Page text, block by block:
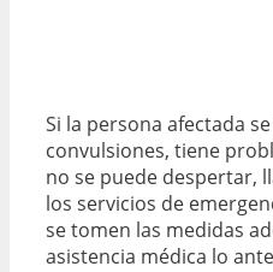
Si la persona afectada
convulsiones, tiene
no se puede despertar,
los servicios de
se tomen las medidas
asistencia médica lo